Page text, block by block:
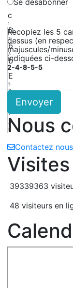
c
1
D
2
6
3
b
4
E
5
r
7
A
8
Recopiez les 5
dessus (en
majuscules/
indiquées ci-
2-4-8-5-5
Envoyer
Nous
Contactez nous
Visites
39339363
48 visiteurs en